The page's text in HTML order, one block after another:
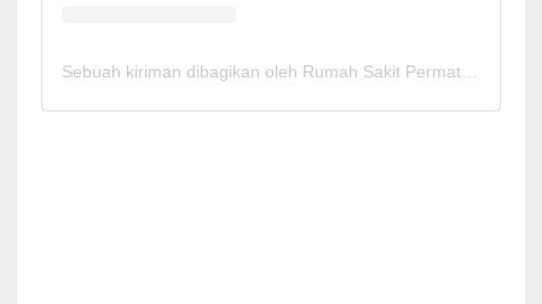
Sebuah kiriman dibagikan oleh Rumah Sakit Permata Cirebon (@rspermatacirebon)